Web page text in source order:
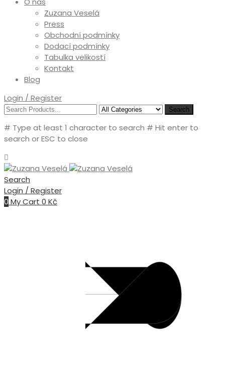
Zuzana Veselá
Press
Obchodní podmínky
Dodací podmínky
Tabulka velikostí
Kontakt
Blog
Login / Register
Search
# Type at least 1 character to search # Hit enter to
search or ESC to close
Search
Login / Register
0 My Cart 0 Kč